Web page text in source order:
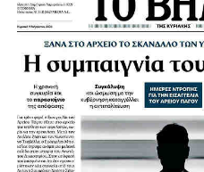
Μια παρέμβαση που έρχεται
περισσότερο τις αθλητικές
και να δώσει νέες
συλλόγους και συνολικά
Η Συνέντευξη του